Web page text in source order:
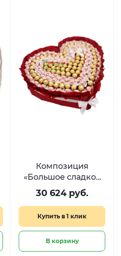
Композиция
«Большое сладкое
сердце» из Raffaello
и Ferrero
30 624 руб.
Купить в 1 клик
В корзину